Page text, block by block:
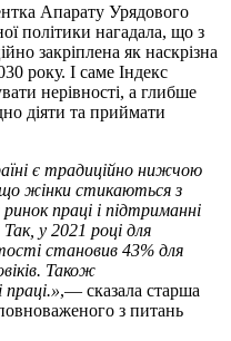
Апарату Урядового
політики нагадала, що з
закріплена як наскрізна
року. І саме Індекс
нерівності, а глибше
діяти та приймати
є традиційно нижчою
жінки стикаються з
праці і підтриманні
Так, у 2021 році для
становив 43% для
Також
праці.»,— сказала старша
з питань